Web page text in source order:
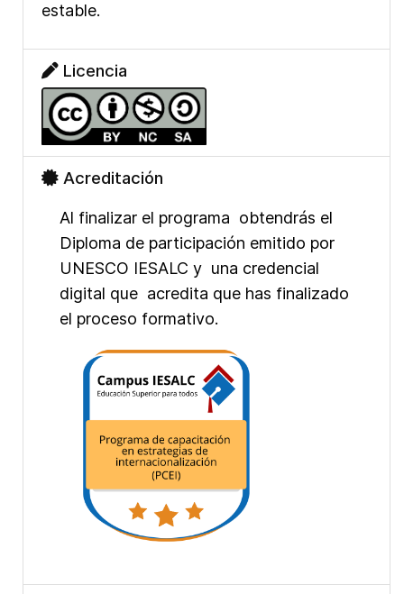
estable.
Licencia
Acreditación
Al finalizar el programa obtendrás el
Diploma de participación emitido por
UNESCO IESALC y una credencial
digital que acredita que has finalizado
el proceso formativo.